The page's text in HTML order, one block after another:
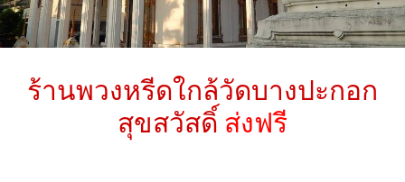
ร้านพวงหรีดใกล้วัดบางปะกอก
สุขสวัสดิ์ ส่งฟรี